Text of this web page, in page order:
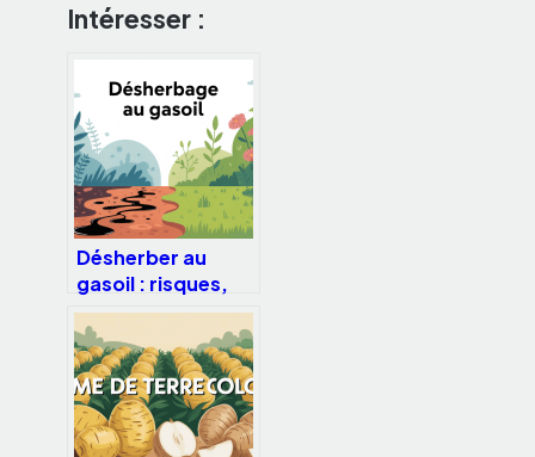
Intéresser :
Désherber au
gasoil : risques,
sanctions et
alternatives
vraiment
efficaces